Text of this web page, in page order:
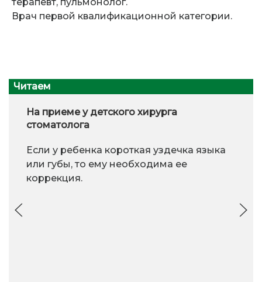
Врач первой квалификационной категории.
Читаем
На приеме у детского хирурга
стоматолога
Если у ребенка короткая уздечка языка
или губы, то ему необходима ее
коррекция.